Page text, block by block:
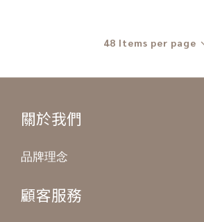
48 Items per page
關於我們
品牌理念
顧客服務